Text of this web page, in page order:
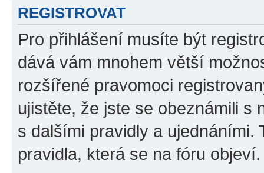
REGISTROVAT
Pro přihlášení musíte být
dává vám mnohem větší
rozšířené pravomoci
ujistěte, že jste se obeznámili s
s dalšími pravidly a ujednáními.
pravidla, která se na fóru objeví.